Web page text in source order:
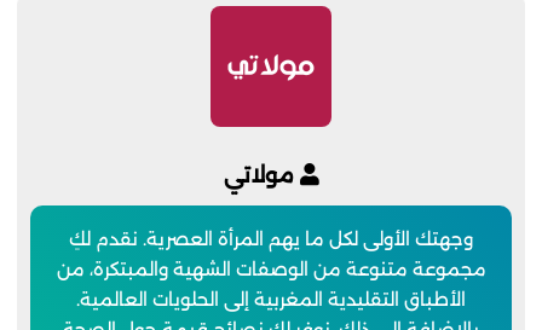
مولاتي
وجهتك الأولى لكل ما يهم المرأة العصرية. نقدم لكِ
مجموعة متنوعة من الوصفات الشهية والمبتكرة، من
الأطباق التقليدية المغربية إلى الحلويات العالمية.